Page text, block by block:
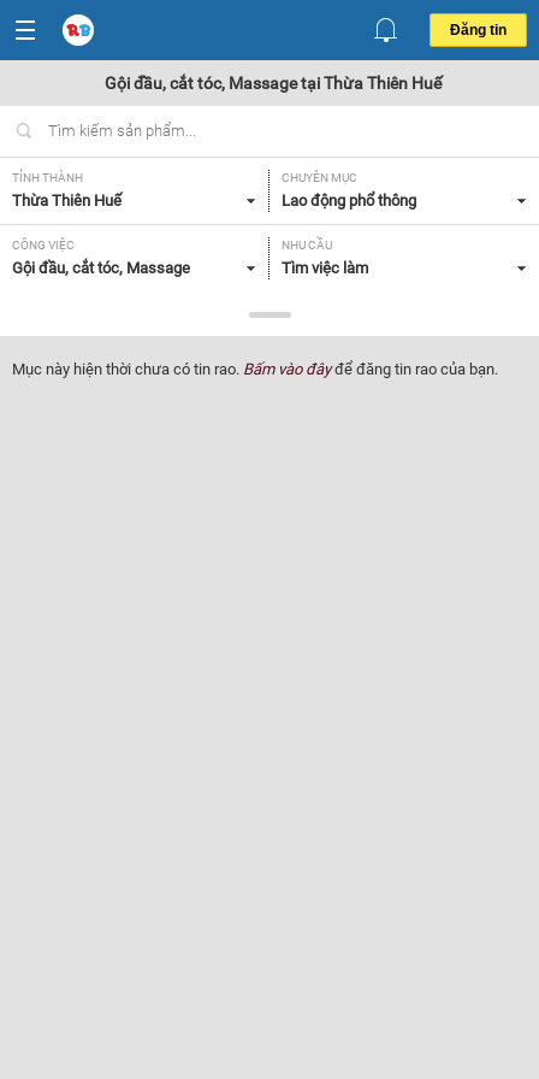
Đăng tin
Gội đầu, cắt tóc, Massage tại Thừa Thiên Huế
TỈNH THÀNH
Thừa Thiên Huế
CHUYÊN MỤC
Lao động phổ thông
CÔNG VIỆC
Gội đầu, cắt tóc, Massage
NHU CẦU
Tìm việc làm
Tất cả
Mục này hiện thời chưa có tin rao. Bấm vào đâyđể đăng tin rao của bạn.